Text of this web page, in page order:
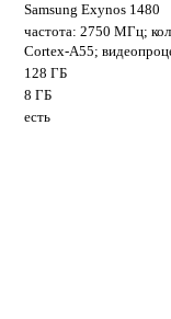
Samsung Exynos 1480
частота: 2750 МГц;
Cortex-A55;
128 ГБ
8 ГБ
есть